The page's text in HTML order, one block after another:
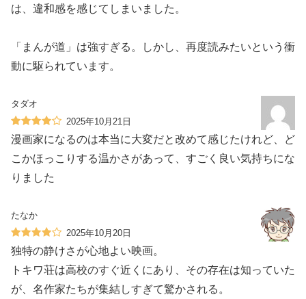
は、違和感を感じてしまいました。
「まんが道」は強すぎる。しかし、再度読みたいという衝
動に駆られています。
タダオ
2025年10月21日
漫画家になるのは本当に大変だと改めて感じたけれど、ど
こかほっこりする温かさがあって、すごく良い気持ちにな
りました
たなか
2025年10月20日
独特の静けさが心地よい映画。
トキワ荘は高校のすぐ近くにあり、その存在は知っていた
が、名作家たちが集結しすぎて驚かされる。